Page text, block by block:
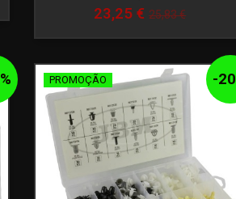
23,25 €25,83 €
% -20
PROMOÇÃO